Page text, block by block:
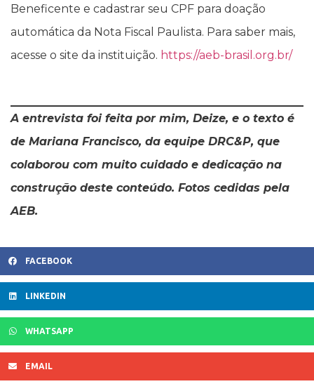
Beneficente e cadastrar seu CPF para doação
automática da Nota Fiscal Paulista. Para saber mais,
acesse o site da instituição. https://aeb-brasil.org.br/
A entrevista foi feita por mim, Deize, e o texto é
de Mariana Francisco, da equipe DRC&P, que
colaborou com muito cuidado e dedicação na
construção deste conteúdo. Fotos cedidas pela
AEB.
FACEBOOK
LINKEDIN
WHATSAPP
EMAIL